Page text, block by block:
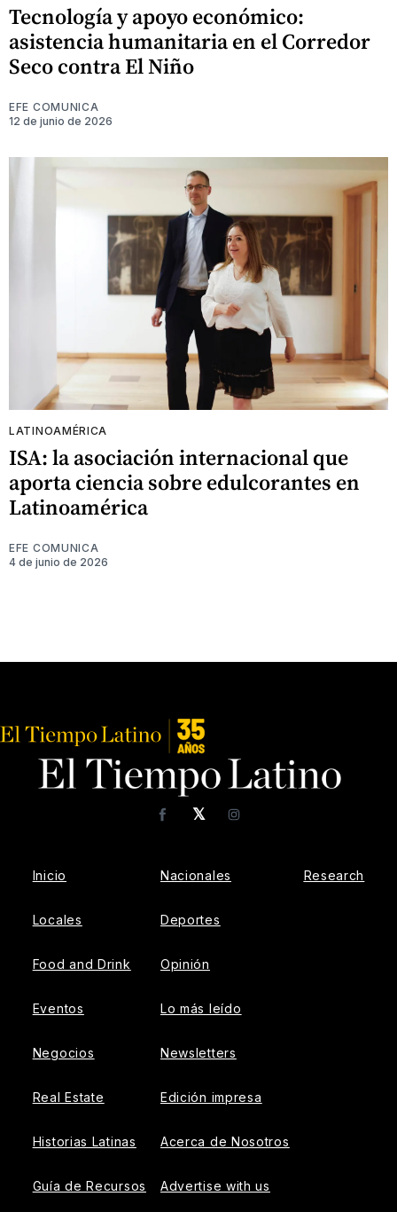
Tecnología y apoyo económico:
asistencia humanitaria en el Corredor
Seco contra El Niño
EFE COMUNICA
12 de junio de 2026
LATINOAMÉRICA
ISA: la asociación internacional que
aporta ciencia sobre edulcorantes en
Latinoamérica
EFE COMUNICA
4 de junio de 2026
𝕏
FacebookInstagram
Inicio
Locales
Food and Drink
Eventos
Negocios
Real Estate
Historias Latinas
Guía de Recursos
Nacionales
Deportes
Opinión
Lo más leído
Newsletters
Edición impresa
Acerca de Nosotros
Advertise with us
Research